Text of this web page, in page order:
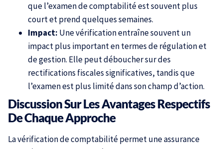
que l’examen de comptabilité est souvent plus
court et prend quelques semaines.
Impact: Une vérification entraîne souvent un
impact plus important en termes de régulation et
de gestion. Elle peut déboucher sur des
rectifications fiscales significatives, tandis que
l’examen est plus limité dans son champ d’action.
Discussion Sur Les Avantages Respectifs
De Chaque Approche
La vérification de comptabilité permet une assurance